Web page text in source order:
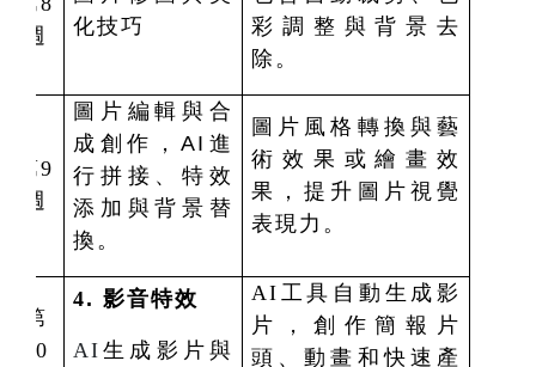
週
化技巧
彩調整與背景去
除。
第9
週
圖片編輯與合
成創作，AI進
行拼接、特效
添加與背景替
換。
圖片風格轉換與藝
術效果或繪畫效
果，提升圖片視覺
表現力。
第
10
4. 影音特效
AI 生成影片與
AI 工具自動生成影
片，創作簡報片
頭、動畫和快速產